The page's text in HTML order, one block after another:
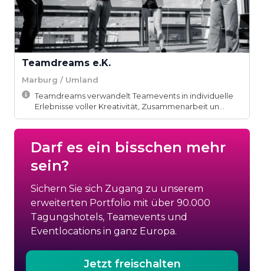
Teamdreams e.K.
Marburg / Umland
Teamdreams verwandelt Teamevents in individuelle
Erlebnisse voller Kreativität, Zusammenarbeit un...
Darf es ein bisschen mehr
sein?
Sichern Sie sich Zugang zu unserem
erweiterten Portfolio mit über 90.000
Tagungshotels, Teamevents und
Eventlocations in ganz Europa.
Jetzt freischalten